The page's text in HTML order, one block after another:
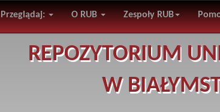
Przeglądaj: O RUB Zespoły RUB
REPOZYTORIUM
W